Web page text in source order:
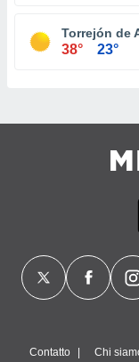
Torrejón de
38° 23°
Contatto Chi